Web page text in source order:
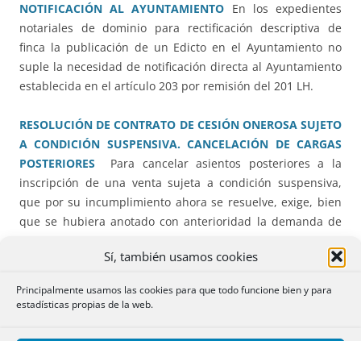
Sí, también usamos cookies
Principalmente usamos las cookies para que todo funcione bien y para
estadísticas propias de la web.
NOTIFICACIÓN AL AYUNTAMIENTO En los expedientes
notariales de dominio para rectificación descriptiva de
finca la publicación de un Edicto en el Ayuntamiento no
suple la necesidad de notificación directa al Ayuntamiento
establecida en el artículo 203 por remisión del 201 LH.
RESOLUCIÓN DE CONTRATO DE CESIÓN ONEROSA SUJETO
A CONDICIÓN SUSPENSIVA. CANCELACIÓN DE CARGAS
POSTERIORES
Para cancelar asientos posteriores a la
inscripción de una venta sujeta a condición suspensiva,
que por su incumplimiento ahora se resuelve, exige, bien
que se hubiera anotado con anterioridad la demanda de
titulares de los indicados asientos en el procedimiento de
CUOTAS INDIVISAS DE UNA FINCA. OPOSICIÓN DEL